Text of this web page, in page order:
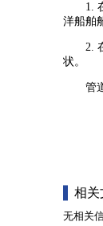
1. 在
洋船舶
2. 在
状。
管道
相关
无相关